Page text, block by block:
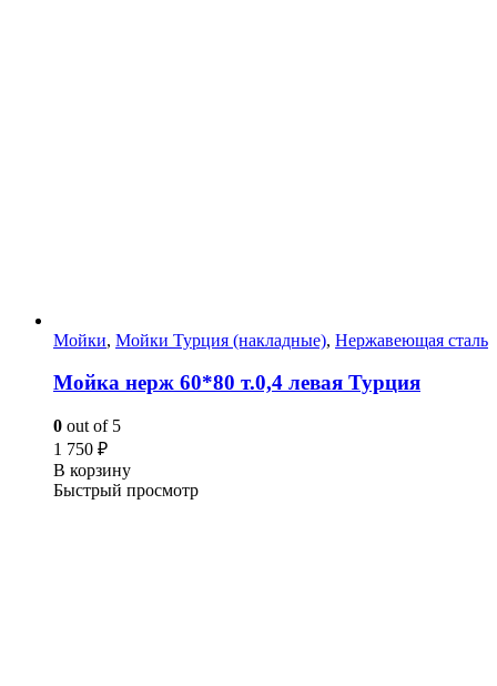
Мойки, Мойки Турция (накладные), Нержавеющая сталь
Мойка нерж 60*80 т.0,4 левая Турция
0 out of 5
1 750 ₽
В корзину
Быстрый просмотр